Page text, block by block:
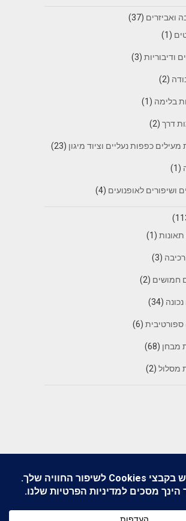
ואביזרים (37)
(1)
ודיבוריות(3)
(2)
בלימה (1)
דרך(2)
כפפות נעליים וציוד מיגון (23)
(1)
ושיפורים לאופנועים (4)
תאונות(1)
(3)
חמושים (2)
(34)
ספורטיבית(6)
מבחן (68)
מסלול(2)